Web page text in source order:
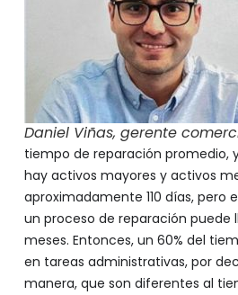
Daniel Viñas, gerente
tiempo de reparación promedio,
hay activos mayores y activos
aproximadamente 110 días, pero
un proceso de reparación puede
meses. Entonces, un 60% del
en tareas administrativas, por
manera, que son diferentes al